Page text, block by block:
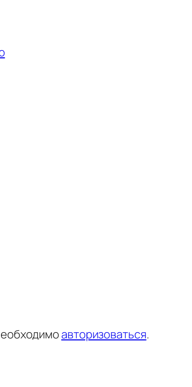
авторизоваться.